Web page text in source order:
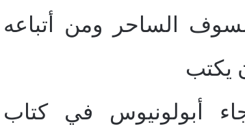
الساحر ومن أتباعه
يكتب
أبولونيوس في كتاب